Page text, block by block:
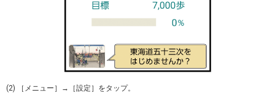
(2) ［メニュー］→［設定］をタップ。